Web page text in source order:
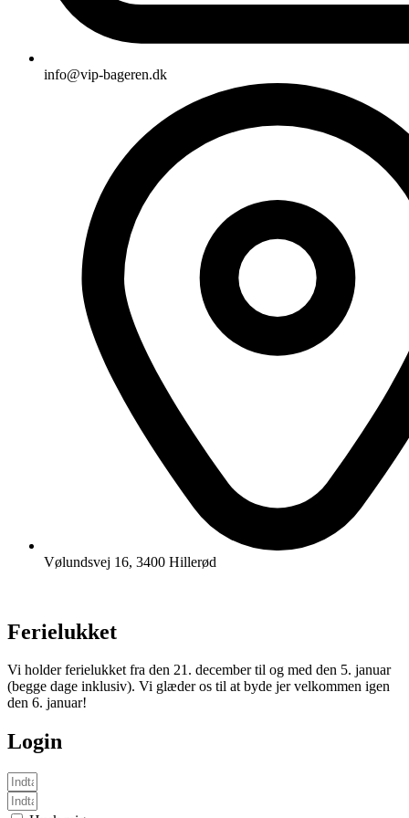
info@vip-bageren.dk
Vølundsvej 16, 3400 Hillerød
Ferielukket
Vi holder ferielukket fra den 21. december til og med den 5. januar
(begge dage inklusiv). Vi glæder os til at byde jer velkommen igen
den 6. januar!
Login